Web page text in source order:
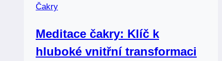
Čakry
Meditace čakry: Klíč k
hluboké vnitřní transformaci